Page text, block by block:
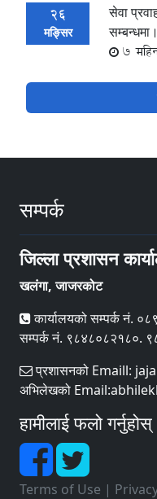
26
मङ्सिर
सेवा
सम्बन्धमा।
7
सम्पर्क
जिल्ला प्रशासन
खलंगा, जाजरकोट
कार्यालयको सम्पर्क नं.
सम्पर्क नं. ९८४८०८२१८०.
प्रशासनको Emaill:
अभिलेखको
हामीलाई फलो गर्नुहोस्
Terms of Use |